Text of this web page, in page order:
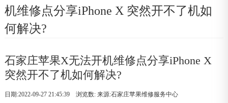
机维修点分享iPhone X 突然开不了机如
何解决?
石家庄苹果X无法开机维修点分享iPhone X
突然开不了机如何解决?
日期:2022-09-27 21:45:39 浏览数:来源:石家庄苹果维修服务中心